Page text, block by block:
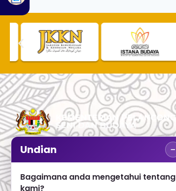
No. 2, Menara 1, Jalan P5/6, Presint 5,
+603 8000 8000
Undian −
Bagaimana anda mengetahui tentang
kami?